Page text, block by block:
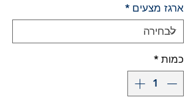
ארגז מצעים *
כמות *